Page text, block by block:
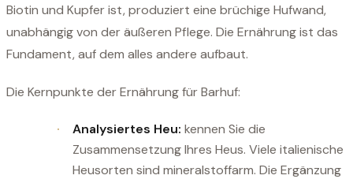
Biotin und Kupfer ist, produziert eine brüchige Hufwand,
unabhängig von der äußeren Pflege. Die Ernährung ist das
Fundament, auf dem alles andere aufbaut.
Die Kernpunkte der Ernährung für Barhuf:
Analysiertes Heu: kennen Sie die
Zusammensetzung Ihres Heus. Viele italienische
Heusorten sind mineralstoffarm. Die Ergänzung